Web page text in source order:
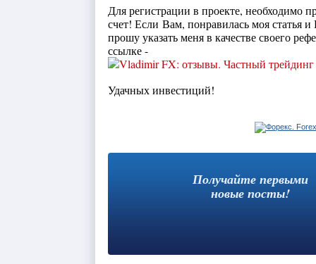
Для регистрации в проекте, необходимо
счет! Если Вам, понравилась моя статья
прошу указать меня в качестве своего
ссылке -
Удачных инвестиций!
Получайте первыми
новые посты!